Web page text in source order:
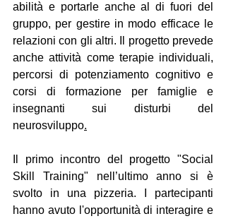
abilità e portarle anche al di fuori del
gruppo, per gestire in modo efficace le
relazioni con gli altri. Il progetto prevede
anche attività come terapie individuali,
percorsi di potenziamento cognitivo e
corsi di formazione per famiglie e
insegnanti sui disturbi del
neurosviluppo.
Il primo incontro del progetto "Social
Skill Training" nell’ultimo anno si è
svolto in una pizzeria. I partecipanti
hanno avuto l'opportunità di interagire e